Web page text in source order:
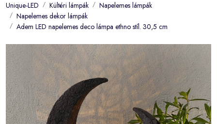
Unique-LED Kültéri lámpák
Napelemes lámpák
Napelemes dekor lámpák
Adem LED napelemes deco lámpa ethno stíl. 30,5 cm